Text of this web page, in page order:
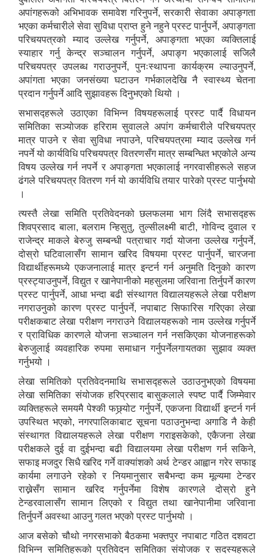
अपांगहरूको अभिभावक समावेश गरिनुपर्ने, सरकारी सेवाका अपाङ्गता
भएका कर्मचारीले सेवा सुविधा प्राप्त हुने नहुने प्रस्ट पार्नुपर्ने, अपाङ्गता
परिचयपत्रको म्याद उल्लेख गर्नुपर्ने, अपाङ्गता भएका व्यक्तिलाई
स्याहार गर्नु केन्द्र सञ्चालन गर्नुपर्ने, अपाङ्ग भएकालाई सजिलै
परिचयपत्र उपलब्ध गराउनुपर्ने, पुनःस्थापना कार्यक्रम ल्याउनुपर्ने,
अपांगता भएका जनसंख्या घटाउन गर्भकालदेखि नै स्वास्थ्य चेतना
प्रदान गर्नुपर्ने आदि सुझावहरू दिनुभएको थियो ।
सभासद्हरूले उठाएका विभिन्न विषयहरूलाई प्रस्ट पार्दै विधायन
समितिका सञ्योजक हरिराम सुवालले अपांग कर्मचारीले परिचयपत्र
मात्र पाउने र सेवा सुविधा नपाउने, परिचयपत्रमा म्याद उल्लेख गर्न
नपर्ने यो कार्यविधि परिचयपत्र वितरणसँग मात्र सम्बन्धित भएकोले अन्य
विषय उल्लेख गर्न नपर्ने र अपाङ्गता भएकालाई नगरवासीहरूले सहज
ढंगले परिचयपत्र वितरण गर्न यो कार्यविधि तयार पारेको प्रस्ट पार्नुभयो
।
त्यस्तै लेखा समिति प्रतिवेदनको छलफलमा भाग लिंदै सभासद्हरू
शिवप्रसाद बाला, बलराम न्हिसुतु, तुल्सीलक्ष्मी बाटी, गोविन्द दुवाल र
राजेन्द्र माकले बेरुजु सम्बन्धी पत्राचार गर्दा योजना उल्लेख गर्नुपर्ने,
दोस्रो घटिवालासँग सामान खरिद विषयमा प्रस्ट पार्नुपर्ने, चारजना
विद्यार्थीहरूमध्ये एकजनालाई मात्र इन्टर्न गर्न अनुमति दिनुको कारण
प्रस्ट्याउनुपर्ने, विद्युत र खानेपानीको महसुलमा जरिवाना तिर्नुपर्ने कारण
प्रस्ट पार्नुपर्ने, आधा भन्दा बढी संस्थागत विद्यालयहरूले लेखा परीक्षण
नगराउनुको कारण प्रस्ट पार्नुपर्ने, नपाबाट सिफारिस गरिएका लेखा
परीक्षकबाट लेखा परीक्षण नगराउने विद्यालयहरूको नाम उल्लेख गर्नुपर्ने
र प्राविधिक कारणले योजना सञ्चालन गर्न नसकिएका योजनाहरूको
बेरुजुलाई व्यवहारिक रुपमा समाधान गर्नुपर्नेलगायतका सुझाव व्यक्त
गर्नुभयो ।
लेखा समितिको प्रतिवेदनमाथि सभासद्हरूले उठाउनुभएको विषयमा
लेखा समितिका संयोजक हरिप्रसाद बासुकलाले स्पष्ट पार्दै जिम्मेवार
व्यक्तिहरूले समयमै पेश्की फछ्र्योट गर्नुपर्ने, एकजना विद्यार्थी इन्टर्न गर्न
उपस्थित भएको, नगरपालिकाबाट सूचना पठाउनुभन्दा अगाडि नै केही
संस्थागत विद्यालयहरूले लेखा परीक्षण गराइसकेको, एकैजना लेखा
परीक्षकले दुई वा दुईभन्दा बढी विद्यालयमा लेखा परीक्षण गर्न सकिने,
सफाइ मजदुर सिधै खरिद गर्ने वाक्यांशको अर्थ टेन्डर आह्वान गरेर सफाइ
कार्यमा लगाउने रहेको र नियमानुसार सबैभन्दा कम मूल्यमा टेन्डर
राख्नेसँग सामान खरिद गर्नुपर्नेमा विशेष कारणले दोस्रो हुने
टेन्डरवालासँग सामान लिएको र विद्युत तथा खानेपानीमा जरिवाना
तिर्नुपर्ने अवस्था आउनु गलत भएको प्रस्ट पार्नुभयो ।
आज बसेको चौथो नगरसभाको बैठकमा भक्तपुर नपाबाट गठित दशवटा
विभिन्न समितिहरूको प्रतिवेदन समितिका संयोजक र सदस्यहरूले